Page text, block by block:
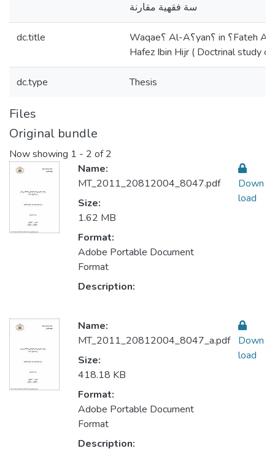
سة فقهية مقارنة
dc.title
Waqae؟ Al-A؟yan؟ in ؟Fateh Al-Bari؟ written by
Hafez Ibin Hijr ( Doctrinal study
dc.type Thesis
Files
Original bundle
Now showing 1 - 2 of 2
Name:
MT_2011_20812004_8047.pdf
Size:
1.62 MB
Format:
Adobe Portable Document
Format
Description:
Down
load
Name:
MT_2011_20812004_8047_a.pdf
Size:
418.18 KB
Format:
Adobe Portable Document
Format
Description:
Down
load